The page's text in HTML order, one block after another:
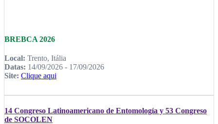
BREBCA 2026
Local: Trento, Itália
Datas: 14/09/2026 - 17/09/2026
Site: Clique aqui
14 Congreso Latinoamericano de Entomología y 53 Congreso
de SOCOLEN